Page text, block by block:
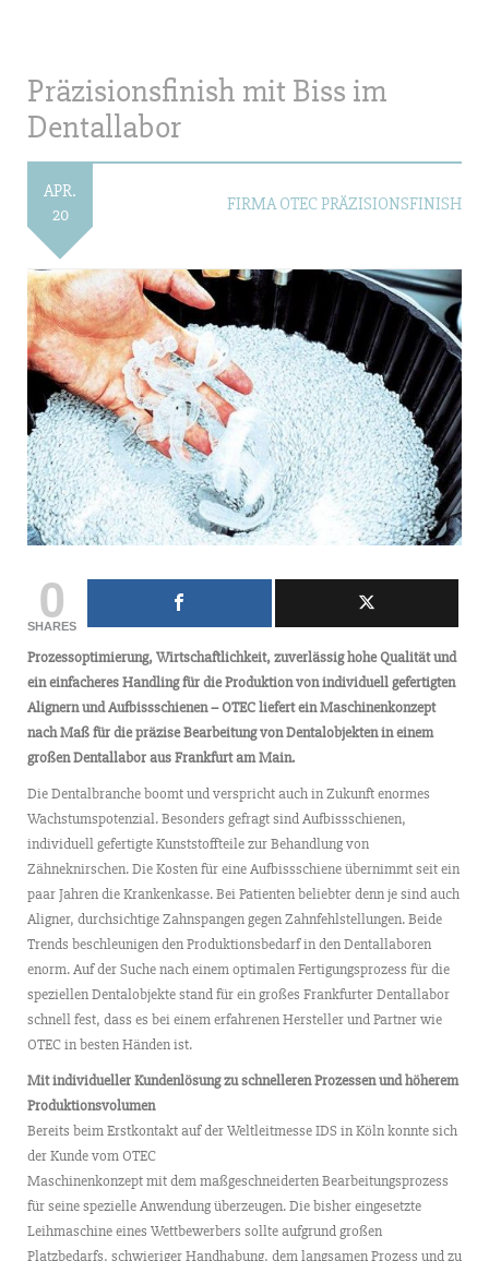
Präzisionsfinish mit Biss im
Dentallabor
APR.
20
FIRMA OTEC PRÄZISIONSFINISH
0
SHARES
Prozessoptimierung, Wirtschaftlichkeit, zuverlässig hohe Qualität und
ein einfacheres Handlingfür die Produktion von individuell gefertigten
Alignern und Aufbissschienen – OTEC liefert einMaschinenkonzept
nach Maß für die präzise Bearbeitung von Dentalobjekten in einem
großenDentallabor aus Frankfurt am Main.
Die Dentalbranche boomt und verspricht auch in Zukunft enormes
Wachstumspotenzial. Besonders gefragt sind Aufbissschienen,
individuell gefertigte Kunststoffteile zur Behandlung von
Zähneknirschen. Die Kosten für eine Aufbissschiene übernimmt seit ein
paar Jahren die Krankenkasse. Bei Patienten beliebter denn je sind auch
Aligner, durchsichtige Zahnspangen gegen Zahnfehlstellungen. Beide
Trends beschleunigen den Produktionsbedarf in den Dentallaboren
enorm. Auf der Suche nach einem optimalen Fertigungsprozess für die
speziellen Dentalobjekte stand für ein großes Frankfurter Dentallabor
schnell fest, dass es bei einem erfahrenen Hersteller und Partner wie
OTEC in besten Händen ist.
Mit individueller Kundenlösung zu schnelleren Prozessen und höherem
Produktionsvolumen
Bereits beim Erstkontakt auf der Weltleitmesse IDS in Köln konnte sich
der Kunde vom OTEC
Maschinenkonzept mit dem maßgeschneiderten Bearbeitungsprozess
für seine spezielle Anwendung überzeugen. Die bisher eingesetzte
Leihmaschine eines Wettbewerbers sollte aufgrund großen
Platzbedarfs, schwieriger Handhabung, dem langsamen Prozess und zu